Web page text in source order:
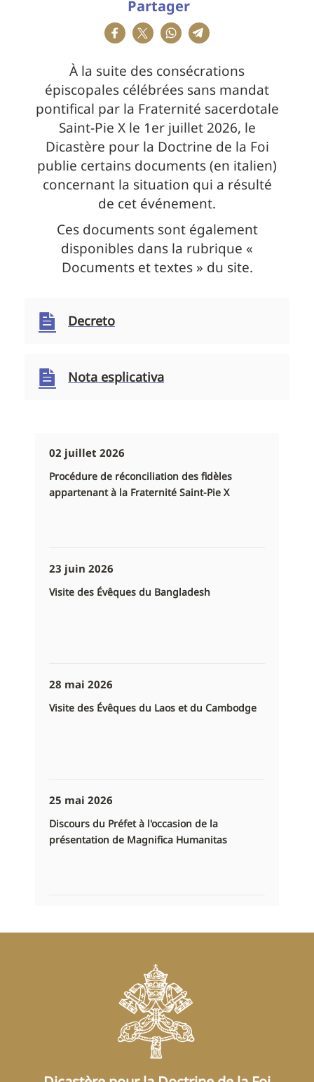
Partager
À la suite des consécrations
épiscopales célébrées sans mandat
pontifical par la Fraternité sacerdotale
Saint-Pie X le 1er juillet 2026, le
Dicastère pour la Doctrine de la Foi
publie certains documents (en italien)
concernant la situation qui a résulté
de cet événement.
Ces documents sont également
disponibles dans la rubrique «
Documents et textes » du site.
Decreto
Nota esplicativa
02 juillet 2026
Procédure de réconciliation des fidèles
appartenant à la Fraternité Saint-Pie X
23 juin 2026
Visite des Évêques du Bangladesh
28 mai 2026
Visite des Évêques du Laos et du Cambodge
25 mai 2026
Discours du Préfet à l'occasion de la
présentation de Magnifica Humanitas